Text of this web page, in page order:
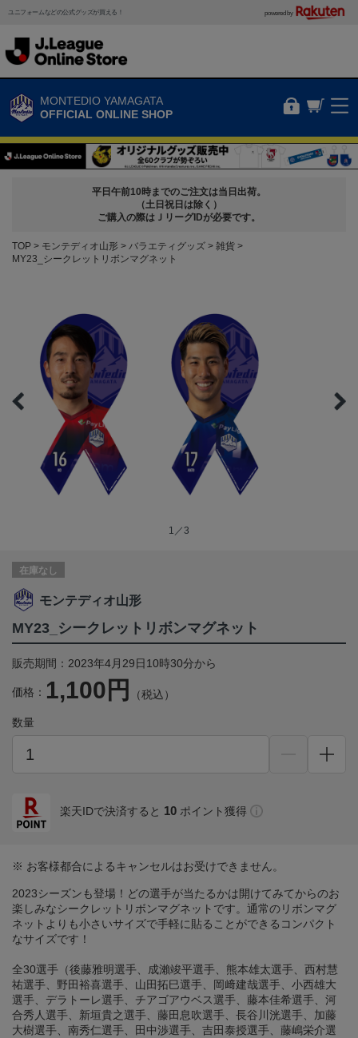
ユニフォームなどの公式グッズが買える！ powered by
MONTEDIO YAMAGATA
OFFICIAL ONLINE SHOP
平日午前10時までのご注文は当日出荷。
（土日祝日は除く）
ご購入の際はＪリーグIDが必要です。
TOP モンテディオ山形 バラエティグッズ
雑貨
MY23_シークレットリボンマグネット
1／3
在庫なし
モンテディオ山形
MY23_シークレットリボンマグネット
販売期間：2023年4月29日10時30分から
価格： 1,100円 （税込）
数量
楽天IDで決済すると 10 ポイント獲得
※ お客様都合によるキャンセルはお受けできません。
2023シーズンも登場！どの選手が当たるかは開けてみてからのお
楽しみなシークレットリボンマグネットです。通常のリボンマグ
ネットよりも小さいサイズで手軽に貼ることができるコンパクト
なサイズです！
全30選手（後藤雅明選手、成瀨竣平選手、熊本雄太選手、西村慧
祐選手、野田裕喜選手、山田拓巳選手、岡﨑建哉選手、小西雄大
選手、デラトーレ選手、チアゴアウベス選手、藤本佳希選手、河
合秀人選手、新垣貴之選手、藤田息吹選手、長谷川洸選手、加藤
大樹選手、南秀仁選手、田中渉選手、吉田泰授選手、藤嶋栄介選